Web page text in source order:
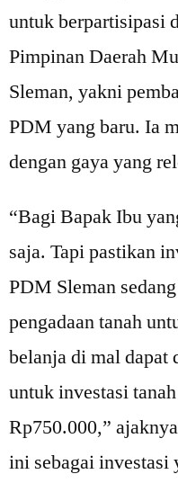
untuk berpartisipasi
Pimpinan Daerah
Sleman, yakni
PDM yang baru. Ia
dengan gaya yang
“Bagi Bapak Ibu
saja. Tapi pastikan
PDM Sleman
pengadaan tanah
belanja di mal dapat
untuk investasi
Rp750.000,”
ini sebagai investasi